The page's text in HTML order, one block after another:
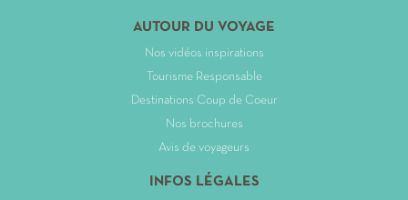
AUTOUR DU VOYAGE
Nos vidéos inspirations
Tourisme Responsable
Destinations Coup de Coeur
Nos brochures
Avis de voyageurs
INFOS LÉGALES